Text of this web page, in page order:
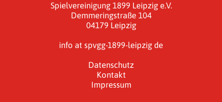
Spielvereinigung 1899 Leipzig e.V.
Demmeringstraße 104
04179 Leipzig
info at spvgg-1899-leipzig de
Datenschutz
Kontakt
Impressum